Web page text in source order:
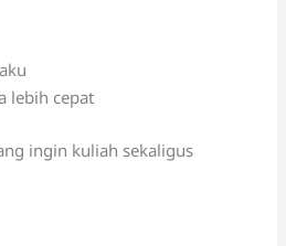
lebih cepat
ingin kuliah sekaligus